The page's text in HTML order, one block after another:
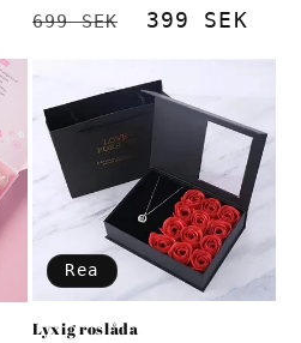
Ordinarie
699 SEK 399 SEK
Rea
Lyxig roslåda